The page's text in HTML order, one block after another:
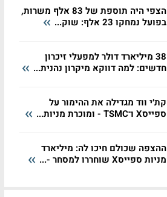
הצפי היה תוספת של 83 אלף משרות,
בפועל נמחקו 23 אלף: שוק...
38 מיליארד דולר למפעלי זיכרון
חדשים: למה דווקא מיקרון נהנית...
קת׳י ווד מגדילה את ההימור על
ספייסX ו־TSMC - ומוכרת מניות...
ההצפה שכולם חיכו לה: מיליארד
מניות ספייסX שוחררו למסחר -...